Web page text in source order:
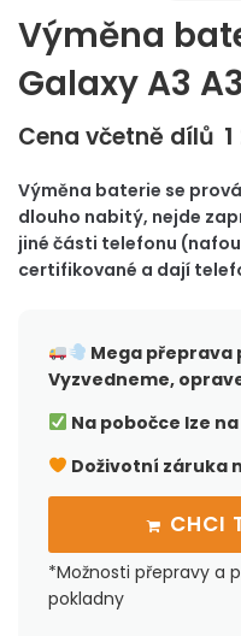
Výměna
Galaxy A3
Cena včetně dílů
Výměna baterie se
dlouho nabitý, nejde
jiné části telefonu
certifikované a dají
Mega přeprava
Vyzvedneme,
Na pobočce lze
Doživotní záruka
CHCI
*Možnosti přepravy a
pokladny